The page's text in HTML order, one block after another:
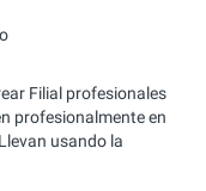
Filial profesionales
profesionalmente en
usando la